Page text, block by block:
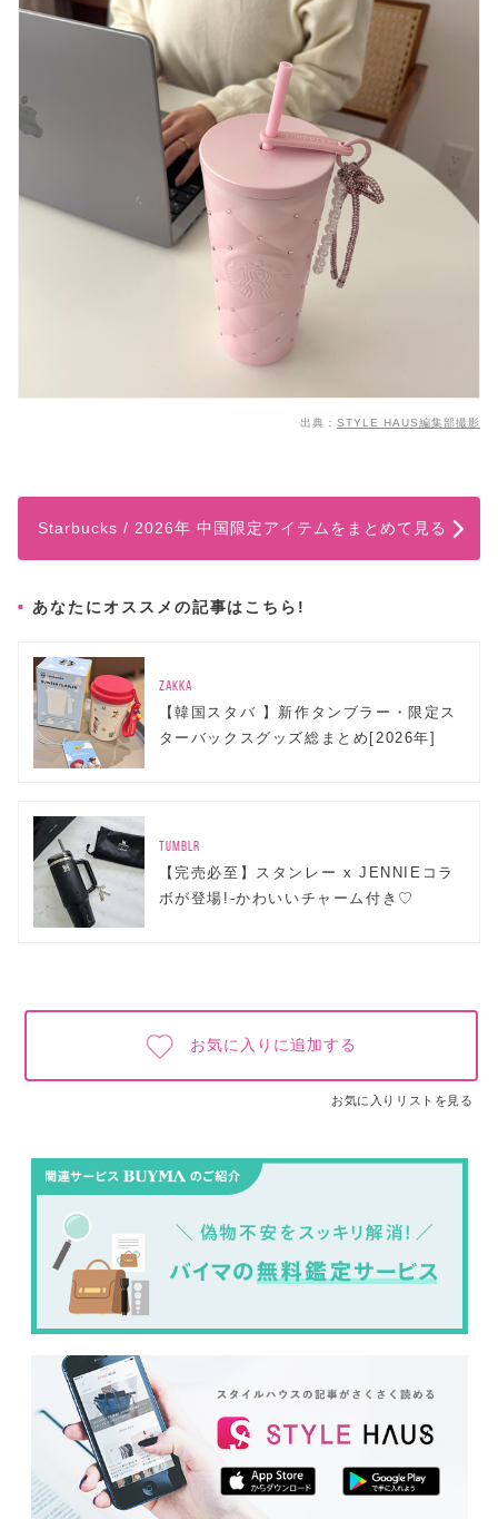
出典： STYLE HAUS編集部撮影
Starbucks / 2026年 中国限定アイテムをまとめて見る
あなたにオススメの記事はこちら!
ZAKKA
【韓国スタバ 】新作タンブラー・限定ス
ターバックスグッズ総まとめ[2026年]
TUMBLR
【完売必至】スタンレー x JENNIEコラ
ボが登場!-かわいいチャーム付き♡
お気に入りに追加する
お気に入りリストを見る